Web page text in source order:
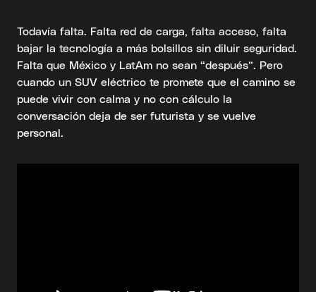
Todavía falta. Falta red de carga, falta acceso, falta
bajar la tecnología a más bolsillos sin diluir seguridad.
Falta que México y LatAm no sean “después”. Pero
cuando un SUV eléctrico te promete que el camino se
puede vivir con calma y no con cálculo la
conversación deja de ser futurista y se vuelve
personal.